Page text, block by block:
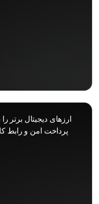
پرداخت امن و رابط